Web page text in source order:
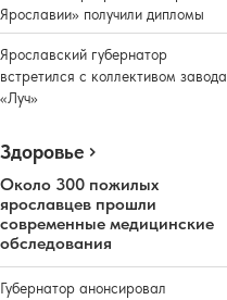
Ярославии» получили дипломы
Ярославский губернатор
встретился с коллективом завода
«Луч»
Здоровье
Около 300 пожилых
ярославцев прошли
современные медицинские
обследования
Губернатор анонсировал